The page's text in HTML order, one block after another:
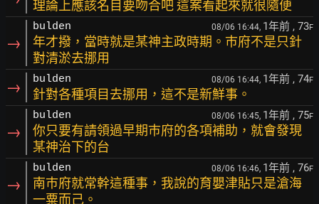
理論上應該名目要吻合吧 這案看起來就很隨便
→
bulden 08/06 16:44, 1年前 , 73F
年才撥，當時就是某神主政時期。巿府不是只針
對清淤去挪用
→ bulden 08/06 16:44, 1年前 , 74F
針對各種項目去挪用，這不是新鮮事。
→
bulden 08/06 16:45, 1年前 , 75F
你只要有請領過早期巿府的各項補助，就會發現
某神治下的台
→
bulden 08/06 16:46, 1年前 , 76F
南巿府就常幹這種事，我說的育嬰津貼只是滄海
一粟而己。